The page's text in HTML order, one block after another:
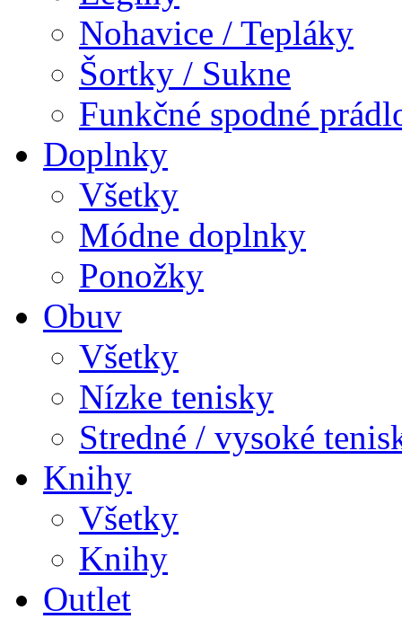
Nohavice / Tepláky
Šortky / Sukne
Funkčné spodné
Doplnky
Všetky
Módne doplnky
Ponožky
Obuv
Všetky
Nízke tenisky
Stredné / vysoké
Knihy
Všetky
Knihy
Outlet